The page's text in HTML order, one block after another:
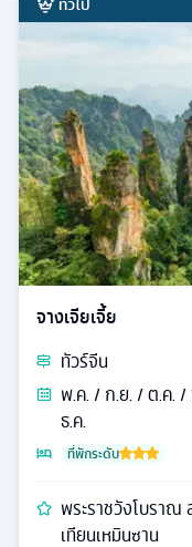
จางเจียเจี้ย
ทัวร์จีน
พ.ค. / ก.ย. / ต.ค.
ธ.ค.
ที่พักระดับ
พระราชวังโบราณ
เทียนเหมินซาน